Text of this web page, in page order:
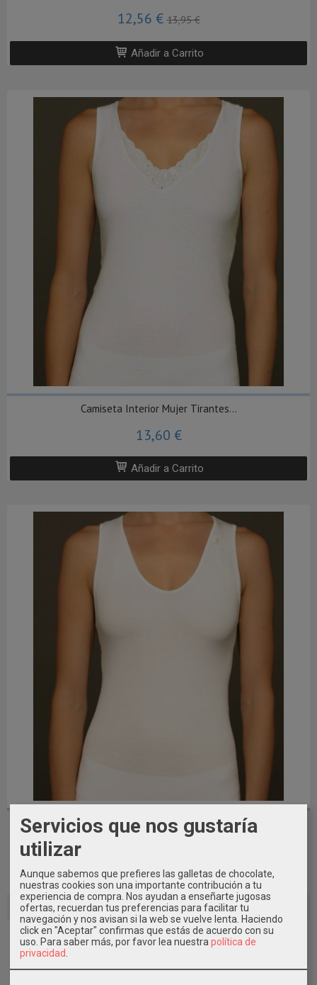
12,56 €13,95 €
Añadir a Carrito
Camiseta Interior Mujer Tirantes...
13,60 €
Añadir a Carrito
Camiseta Interior Mujer sin mangas...
Añadir a Carrito
Servicios que nos gustaría
utilizar
Aunque sabemos que prefieres las galletas de chocolate,
nuestras cookies son una importante contribución a tu
experiencia de compra. Nos ayudan a enseñarte jugosas
ofertas, recuerdan tus preferencias para facilitar tu
navegación y nos avisan si la web se vuelve lenta. Haciendo
click en "Aceptar" confirmas que estás de acuerdo con su
uso. Para saber más, por favor lea nuestra política de
privacidad